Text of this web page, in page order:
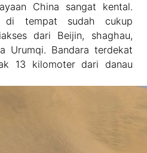
China sangat kental.
di tempat sudah cukup
dari Beijin, shaghau,
Urumqi. Bandara terdekat
13 kilomoter dari danau